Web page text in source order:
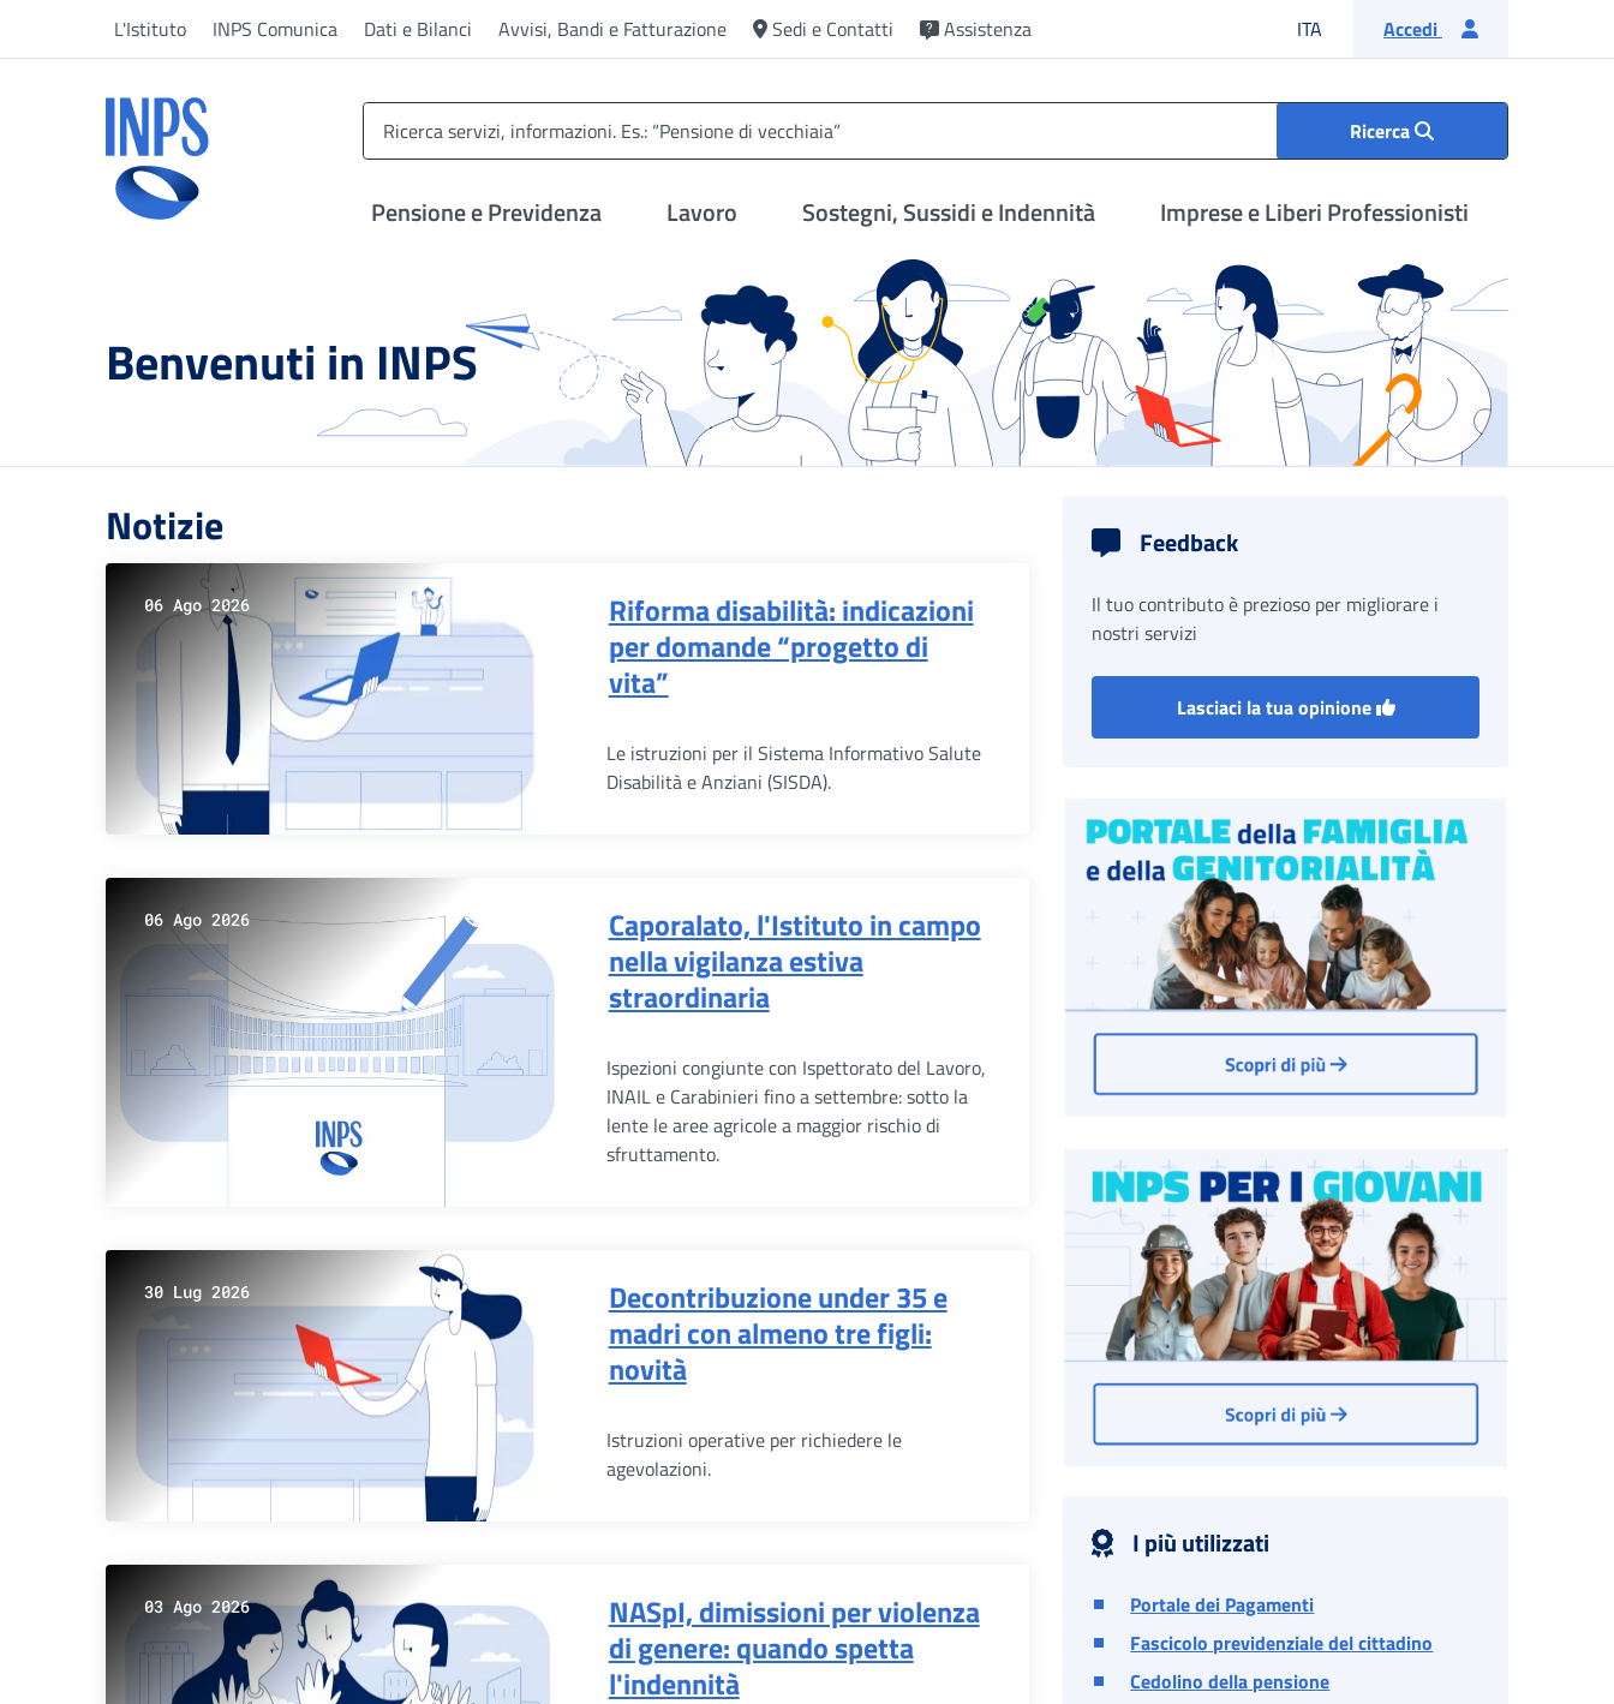
L'Istituto INPS Comunica Dati e Bilanci Avvisi, Bandi e Fatturazione Sedi e Contatti Assistenza ITA Lingua italiana
Accedi
Ricerca
Pensione e Previdenza Lavoro Sostegni, Sussidi e Indennità Imprese e Liberi Professionisti
Benvenuti in INPS
Notizie
06 Ago 2026
Riforma disabilità: indicazioni
per domande “progetto di
vita”
Le istruzioni per il Sistema Informativo Salute
Disabilità e Anziani (SISDA).
06 Ago 2026
Caporalato, l'Istituto in campo
nella vigilanza estiva
straordinaria
Ispezioni congiunte con Ispettorato del Lavoro,
INAIL e Carabinieri fino a settembre: sotto la
lente le aree agricole a maggior rischio di
sfruttamento.
30 Lug 2026
Decontribuzione under 35 e
madri con almeno tre figli:
novità
Istruzioni operative per richiedere le
agevolazioni.
03 Ago 2026
NASpI, dimissioni per violenza
di genere: quando spetta
l'indennità
Feedback
Il tuo contributo è prezioso per migliorare i
nostri servizi
Lasciaci la tua opinione
I più utilizzati
Portale dei Pagamenti
Fascicolo previdenziale del cittadino
Cedolino della pensione